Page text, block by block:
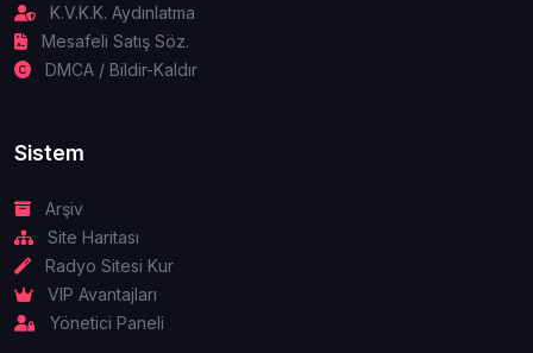
K.V.K.K. Aydınlatma
Mesafeli Satış Söz.
DMCA / Bildir-Kaldır
Sistem
Arşiv
Site Haritası
Radyo Sitesi Kur
VIP Avantajları
Yönetici Paneli